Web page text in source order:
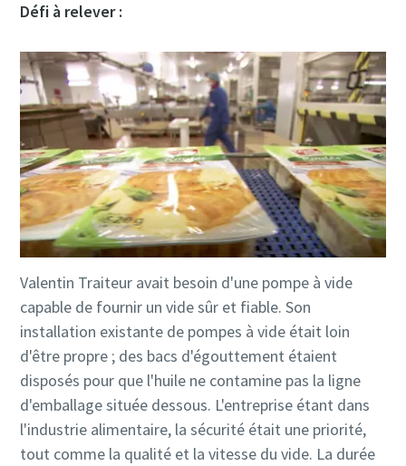
Défi à relever :
Valentin Traiteur avait besoin d'une pompe à vide
capable de fournir un vide sûr et fiable. Son
installation existante de pompes à vide était loin
d'être propre ; des bacs d'égouttement étaient
disposés pour que l'huile ne contamine pas la ligne
d'emballage située dessous. L'entreprise étant dans
l'industrie alimentaire, la sécurité était une priorité,
tout comme la qualité et la vitesse du vide. La durée
Demande
Toute question ou demande
En soumettant cette demande,
vous permettez à Atlas Copco de
vous contacter grâce aux
informations recueillies. Vous
trouverez plus d'informations
dans notre politique de
confidentialité.
J'ai lu et j'accepte la
Politique de confidentialité
Demande
Toute question ou demande
En soumettant cette demande,
vous permettez à Atlas Copco de
vous contacter grâce aux
informations recueillies. Vous
trouverez plus d'informations
dans notre politique de
confidentialité.
J'ai lu et j'accepte la
Politique de confidentialité
Demande
Toute question ou demande
En soumettant cette demande,
vous permettez à Atlas Copco de
vous contacter grâce aux
informations recueillies. Vous
trouverez plus d'informations
dans notre politique de
confidentialité.
J'ai lu et j'accepte la
Politique de confidentialité
Demande
Toute question ou demande
En soumettant cette demande,
vous permettez à Atlas Copco de
vous contacter grâce aux
informations recueillies. Vous
trouverez plus d'informations
dans notre politique de
confidentialité.
J'ai lu et j'accepte la
Politique de confidentialité